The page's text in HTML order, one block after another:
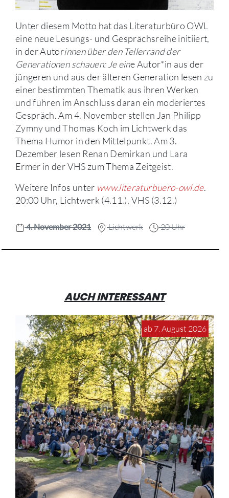
Unter diesem Motto hat das Literaturbüro OWL
eine neue Lesungs- und Gesprächsreihe initiiert,
in der Autorinnen über den Tellerrand der
Generationen schauen: Je eine Autor*in aus der
jüngeren und aus der älteren Generation lesen zu
einer bestimmten Thematik aus ihren Werken
und führen im Anschluss daran ein moderiertes
Gespräch. Am 4. November stellen Jan Philipp
Zymny und Thomas Koch im Lichtwerk das
Thema Humor in den Mittelpunkt. Am 3.
Dezember lesen Renan Demirkan und Lara
Ermer in der VHS zum Thema Zeitgeist.
Weitere Infos unter www.literaturbuero-owl.de.
20:00 Uhr, Lichtwerk (4.11.), VHS (3.12.)
4. November 2021 Lichtwerk 20 Uhr
AUCH INTERESSANT
ab 7. August 2026